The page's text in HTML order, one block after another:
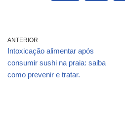
ANTERIOR
Intoxicação alimentar após
consumir sushi na praia: saiba
como prevenir e tratar.